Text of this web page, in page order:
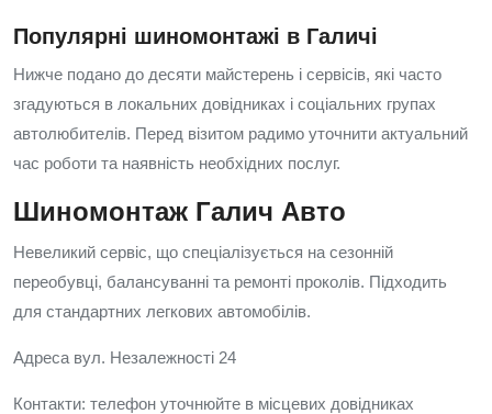
Популярні шиномонтажі в Галичі
Нижче подано до десяти майстерень і сервісів, які часто
згадуються в локальних довідниках і соціальних групах
автолюбителів. Перед візитом радимо уточнити актуальний
час роботи та наявність необхідних послуг.
Шиномонтаж Галич Авто
Невеликий сервіс, що спеціалізується на сезонній
переобувці, балансуванні та ремонті проколів. Підходить
для стандартних легкових автомобілів.
Адреса вул. Незалежності 24
Контакти: телефон уточнюйте в місцевих довідниках